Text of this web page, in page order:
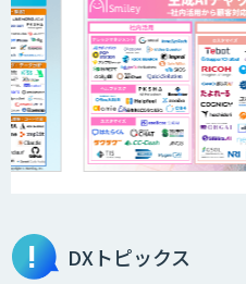
DXトピックス